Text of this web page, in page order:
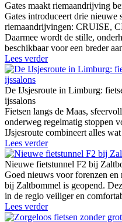
Gates maakt riemaandrijving
Gates introduceert drie nieuwe
riemaandrijvingen: CRUISE,
Daarmee wordt de stille,
beschikbaar voor een breder
Lees verder
De IJsjesroute in Limburg:
ijssalons
Fietsen langs de Maas,
onderweg regelmatig stoppen
IJsjesroute combineert alles
Lees verder
Nieuwe fietstunnel F2 bij
Goed nieuws voor forenzen en
bij Zaltbommel is geopend.
in de regio veiliger en
Lees verder